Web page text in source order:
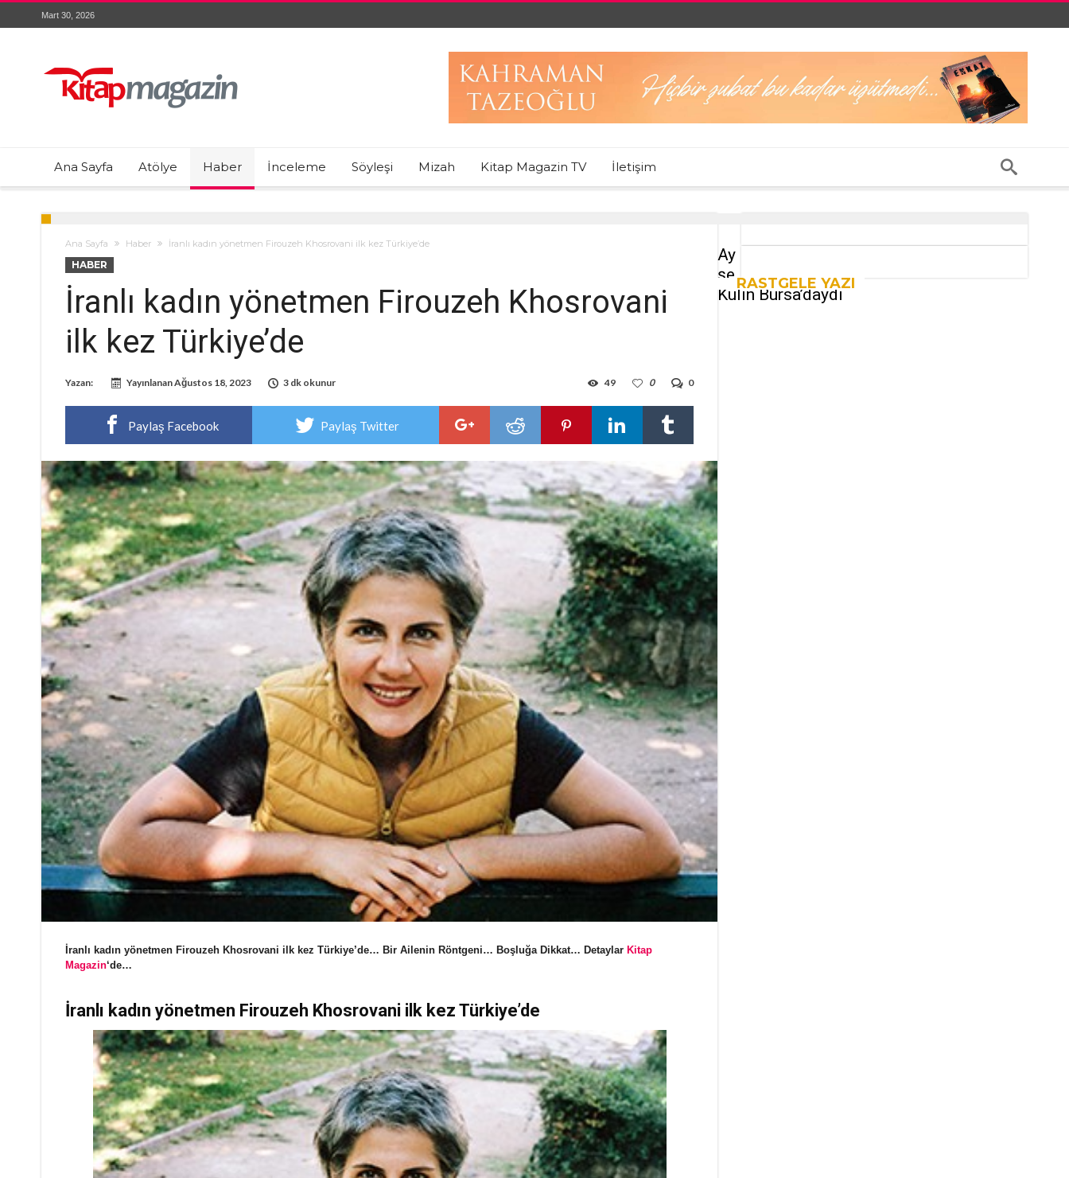
Mart 30, 2026
Ana Sayfa Atölye Haber İnceleme Söyleşi Mizah Kitap Magazin TV İletişim
Ana Sayfa Haber İranlı kadın yönetmen Firouzeh Khosrovani ilk kez Türkiye’de
HABER
İranlı kadın yönetmen Firouzeh Khosrovani
ilk kez Türkiye’de
Yazan: YayınlananAğustos 18, 2023 3 dk okunur 0
0
49
Paylaş Facebook Paylaş Twitter
İranlı kadın yönetmen Firouzeh Khosrovani ilk kez Türkiye’de… Bir Ailenin Röntgeni… Boşluğa Dikkat… Detaylar Kitap
Magazin‘de…
İranlı kadın yönetmen Firouzeh Khosrovani ilk kez Türkiye’de
RASTGELE YAZI
Ay
şe
Kulin Bursa’daydı